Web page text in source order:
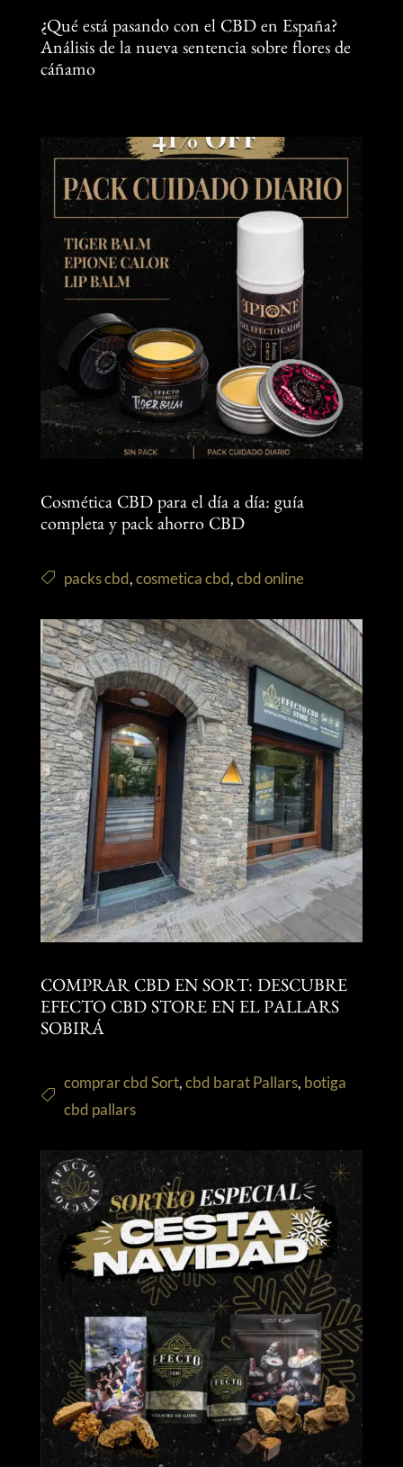
¿Qué está pasando con el CBD en España?
Análisis de la nueva sentencia sobre flores de
cáñamo
Cosmética CBD para el día a día: guía
completa y pack ahorro CBD
packs cbd,cosmetica cbd,cbd online
COMPRAR CBD EN SORT: DESCUBRE
EFECTO CBD STORE EN EL PALLARS
SOBIRÁ
comprar cbd Sort,cbd barat Pallars, botiga
cbd pallars